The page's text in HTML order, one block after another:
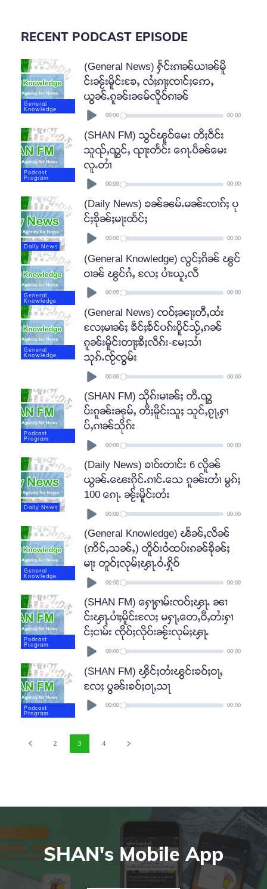
RECENT PODCAST EPISODE
General
Knowledge
(General News) ႁႅင်းၵၢၼ်ယၢၼ်မိူ
င်းၼႂ်းမိူင်းၶႄႇ လႆႈၵႃႈၸၢင်ႈဢေႇ
ယွၼ်ႉၵူၼ်းၼမ်လိူဝ်ၵၢၼ်
Audio
Player 00:00 00:00
Podcast
Program
(SHAN FM) သွင်ၽူဝ်မေး တီႈဝဵင်း
သူၺ်ႇၺွင်ႇ ၺႃးတႅင်း ၵေႃႉပဵၼ်မေး
လူႉတၢႆ
Audio
Player 00:00 00:00
Daily News
(Daily News) ၶၼ်ၼမ်ႉမၼ်းၸၢၵ်ႈ ပု
င်ႈၶိုၼ်ႈမႃးထႅင်ႈ
Audio
Player 00:00 00:00
General
Knowledge
(General Knowledge) လွင်ႈၵိၼ် ၽွင်
ဝၢၼ် ၽွင်ၵႆႇ လႄႈ ပၢႆးယူႇလီ
Player 00:00 00:00
General
Knowledge
(General News) ၸဝ်ႈၼႃႈတီႇထႆး
လႄႈမၢၼ်ႈ ၶဵင်ႈၶႅင်ပၵ်းပိူင်သႂ်ႇၵၼ်
ၵူၼ်းမိူင်းတႃႈၶီႈလဵၵ်း-မႄႈသၢႆ
သုၵ်ႉၸႂ်ၸွမ်း
Audio
Player 00:00 00:00
Podcast
Program
(SHAN FM) သိုၵ်းမၢၼ်ႈ တီႉၺွ
ပ်းၵူၼ်းၼုမ်ႇ တီႈမိူင်းသူႈ သူင်ႇၵႂႃႇႁၢ
ပ်ႇၵၢၼ်သိုၵ်း
Player 00:00 00:00
Daily News
(Daily News) ၶၢဝ်းတၢင်း 6 လိူၼ်
ယွၼ်ႉၽေးၵိုင်ႉၵၢင်ႉသေ ၵူၼ်းတၢႆ မွၵ်ႈ
100 ၵေႃႉ ၼႂ်းမိူင်းတႆး
Player 00:00 00:00
General
Knowledge
(General Knowledge) ၽႅၼ်ႇလိၼ်
(ဢိင်ႇသၼ်ႇ) တိူဝ်းဝႆထပ်းၵၼ်ၶိုၼ်ႈ
မႃး တူဝ်ႈလုမ်ႈၾႃႉဝႆႉႁိုဝ်
Audio
Player 00:00 00:00
Podcast
Program
(SHAN FM) ႁေႃႁၢမ်းၸဝ်ႈၾႃႉ ၼၢ
င်းၾႃႉပၢႆႈမိူင်းလႄႈ မႁႃႇတေႇဝီႇတႆးႁၢ
င်ႈငၢမ်း ၸိုဝ်ႈလိုဝ်းၼႂ်းလုမ်ႈၾႃႉ
Player 00:00 00:00
Podcast
Program
(SHAN FM) ၾိင်ႈတႆးၽွင်းၶဝ်ႈဝႃႇ
လႄႈ ပွၼ်းၶဝ်ႈဝႃႇသႃ
Player 00:00 00:00
2 3 4
SHAN's Mobile App